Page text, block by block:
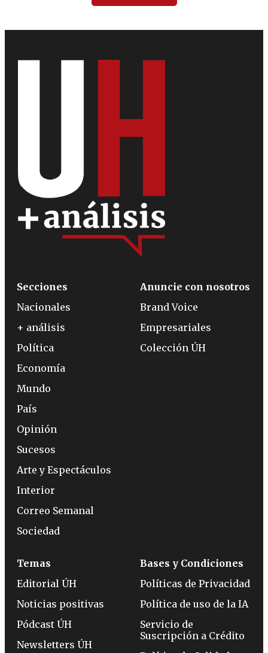
Secciones
Nacionales
+ análisis
Política
Economía
Mundo
País
Opinión
Sucesos
Arte y Espectáculos
Interior
Correo Semanal
Sociedad
Anuncie con nosotros
Brand Voice
Empresariales
Colección ÚH
Temas
Editorial ÚH
Noticias positivas
Pódcast ÚH
Newsletters ÚH
Bases y Condiciones
Políticas de Privacidad
Política de uso de la IA
Servicio de
Suscripción a Crédito